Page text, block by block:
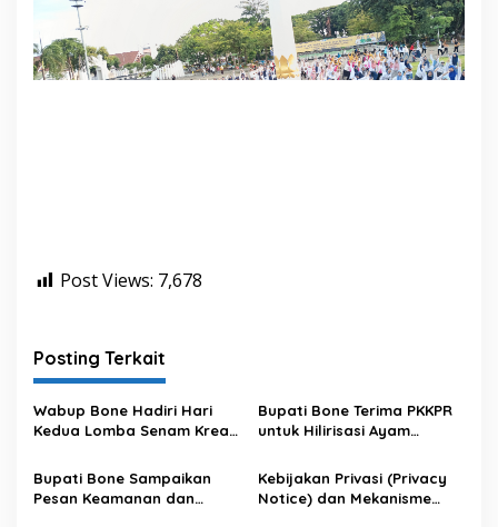
Post Views: 7,678
Posting Terkait
Wabup Bone Hadiri Hari
Kedua Lomba Senam Kreasi
Bupati Bone Terima PKKPR
untuk Hilirisasi Ayam
Bupati Bone Sampaikan
Pesan Keamanan dan
Kebijakan Privasi (Privacy
Notice) dan Mekanisme